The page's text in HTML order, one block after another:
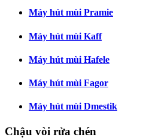
Máy hút mùi Pramie
Máy hút mùi Kaff
Máy hút mùi Hafele
Máy hút mùi Fagor
Máy hút mùi Dmestik
Chậu vòi rửa chén